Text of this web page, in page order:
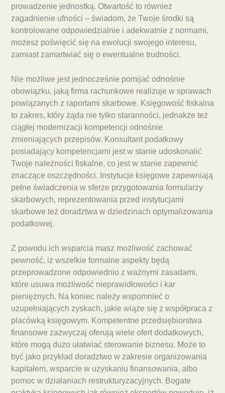
prowadzenie jednostką. Otwartość to również
zagadnienie ufności – świadom, że Twoje środki są
kontrolowane odpowiedzialnie i adekwatnie z normami,
możesz poświęcić się na ewolucji swojego interesu,
zamiast zamartwiać się o ewentualne trudności.
Nie możliwe jest jednocześnie pomijać odnośnie
obowiązku, jaką firma rachunkowe realizuje w sprawach
powiązanych z raportami skarbowe. Księgowość fiskalna
to zakres, który żąda nie tylko staranności, jednakże też
ciągłej modernizacji kompetencji odnośnie
zmieniających przepisów. Konsultant podatkowy
posiadający kompetencjami jest w stanie udoskonalić
Twoje należności fiskalne, co jest w stanie zapewnić
znaczące oszczędności. Instytucje księgowe zapewniają
pełne świadczenia w sferze przygotowania formularzy
skarbowych, reprezentowania przed instytucjami
skarbowe też doradztwa w dziedzinach optymalizowania
podatkowej.
Z powodu ich wsparcia masz możliwość zachować
pewność, iż wszelkie formalne aspekty będą
przeprowadzone odpowiednio z ważnymi zasadami,
które usuwa możliwość nieprawidłowości i kar
pieniężnych. Na koniec należy wspomnieć o
uzupełniających zyskach, jakie wiąże się z współpraca z
placówką księgowym. Kompetentne przedsiębiorstwa
finansowe zazwyczaj oferują wiele ofert dodatkowych,
które mogą dużo ułatwiać sterowanie biznesu. Może to
być jako przykład doradztwo w zakresie organizowania
kapitałem, wsparcie w uzyskaniu finansowania, albo
pomoc w działaniach restrukturyzacyjnych. Bogate